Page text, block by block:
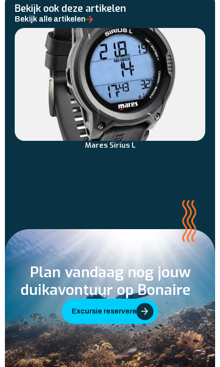
Bekijk ook deze artikelen
Bekijk alle artikelen
Mares Sirius L
Plan vandaag nog jouw
duikavontuur op Bonaire
Excursie reserveren